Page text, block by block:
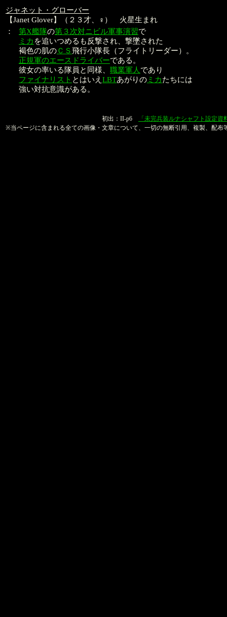
ジャネット・グローバー
【Janet Glover】（２３才、♀） 火星生まれ
：
第X艦隊の第３次対ニビル軍事演習で
ミカ を追いつめるも反撃され、撃墜された
褐色の肌のＣＳ飛行小隊長（フライトリーダー）。
正規軍のエースドライバーである。
彼女の率いる隊員と同様、 職業軍人 であり
ファイナリスト とはいえ LBTあがりのミカたちには
強い対抗意識がある。
初出：II-p6
「未完兵装ルナシャフト設定資
※当ページに含まれる全ての画像・文章について、一切の無断引用、複製、配布